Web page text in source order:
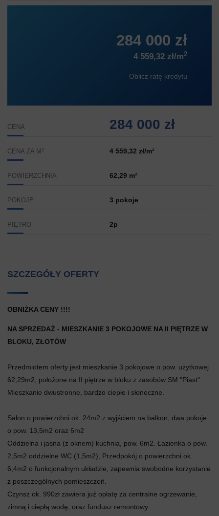
284 000 zł
4 559,32 zł/m2
Oblicz ratę kredytu
CENA 284 000 zł
CENA ZA M 2 4 559,32 zł/m²
POWIERZCHNIA 62,29 m²
POKOJE 3 pokoje
PIĘTRO 2p
SZCZEGÓŁY OFERTY
OBNIŻKA CENY !!!!
NA SPRZEDAŻ - MIESZKANIE 3 POKOJOWE NA II PIĘTRZE W
BLOKU, ZŁOTÓW
Przedmiotem oferty jest mieszkanie 3 pokojowe o pow. użytkowej
62,29m2, położone na II piętrze w bloku z zasobów SM "Piast".
Mieszkanie dwustronne, bardzo ciepłe i słoneczne.
Salon o powierzchni ok. 24m2 z wyjściem na balkon, dwa pokoje
o pow. 13,5m2 oraz 6m2
Oddzielna i jasna (z oknem) kuchnia, pow. 6m2. Łazienka o pow.
2,5m2 oddzielne WC (1,5m2), Przedpokój o powierzchni ok.
6,4m2 o funkcjonalnym układzie, zapewnia swobodne korzystanie
z poszczególnych pomieszczeń.
Czynsz ok. 990zł zawiera już opłatę za centralne ogrzewanie,
zimną i ciepłą wodę, oraz fundusz remontowy